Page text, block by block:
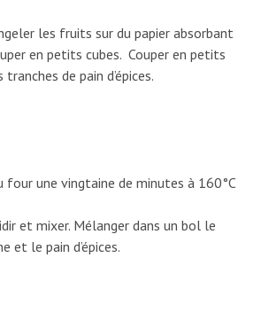
les fruits sur du papier absorbant
en petits cubes. Couper en petits
de pain d’épices.
four une vingtaine de minutes à 160°C
et mixer. Mélanger dans un bol le
et le pain d’épices.